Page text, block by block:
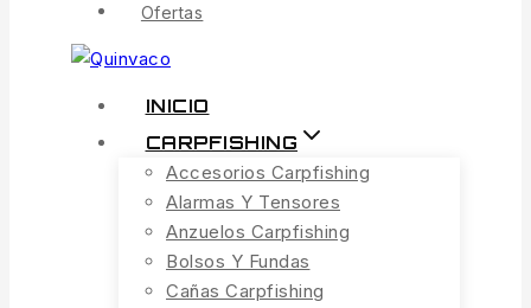
Ofertas
INICIO
CARPFISHING
Accesorios Carpfishing
Alarmas Y Tensores
Anzuelos Carpfishing
Bolsos Y Fundas
Cañas Carpfishing